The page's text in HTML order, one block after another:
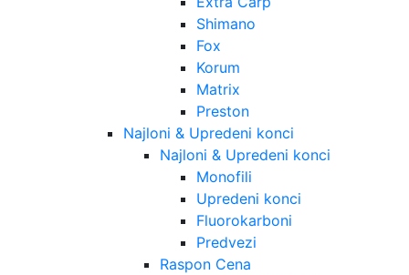
Shimano
Fox
Korum
Matrix
Preston
Najloni & Upredeni konci
Najloni & Upredeni konci
Monofili
Upredeni konci
Fluorokarboni
Predvezi
Raspon Cena